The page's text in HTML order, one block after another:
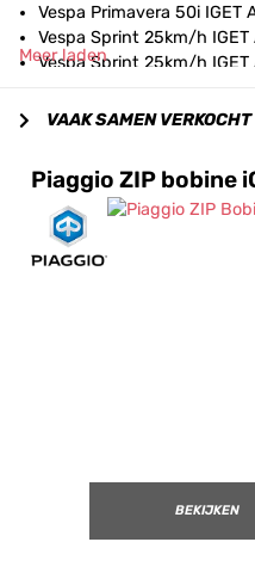
Vespa Primavera 50i IGET
Vespa Sprint 25km/h IGET
Vespa Sprint 25km/h IGET
Vespa Sprint 50i IGET AIR
Meer laden
VAAK SAMEN VERKOCHT
Piaggio ZIP bobine
BEKIJKEN